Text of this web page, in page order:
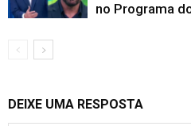
no Programa
DEIXE UMA RESPOSTA